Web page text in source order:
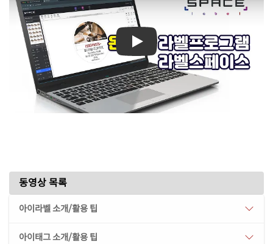
Play
동영상 목록
아이라벨 소개/활용 팁
아이태그 소개/활용 팁